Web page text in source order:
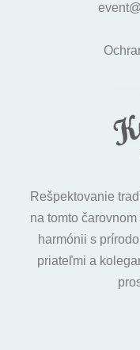
Rešpektovanie
na tomto
harmónii s
priateľmi a